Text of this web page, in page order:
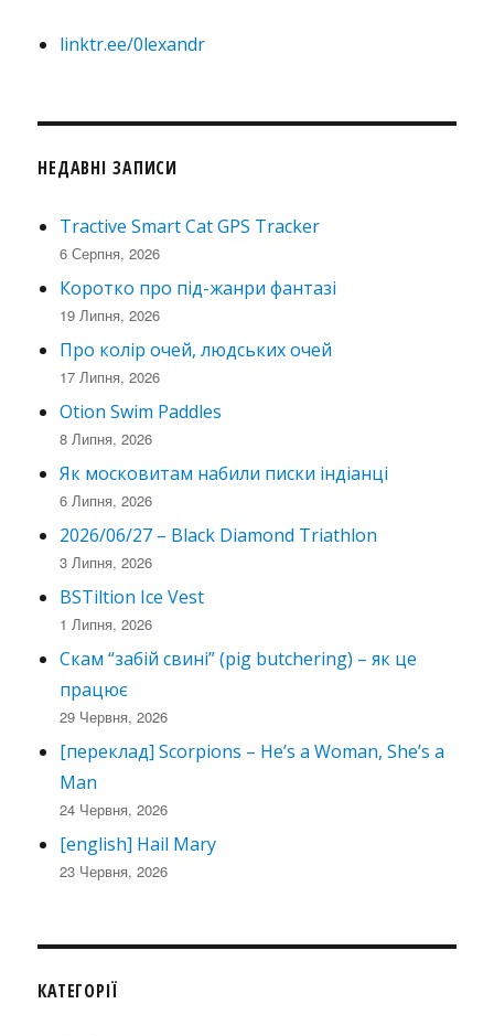
linktr.ee/0lexandr
НЕДАВНІ ЗАПИСИ
Tractive Smart Cat GPS Tracker
6 Серпня, 2026
Коротко про під-жанри фантазі
19 Липня, 2026
Про колір очей, людських очей
17 Липня, 2026
Otion Swim Paddles
8 Липня, 2026
Як московитам набили писки індіанці
6 Липня, 2026
2026/06/27 – Black Diamond Triathlon
3 Липня, 2026
BSTiltion Ice Vest
1 Липня, 2026
Скам “забій свині” (pig butchering) – як це
працює
29 Червня, 2026
[переклад] Scorpions – He’s a Woman, She’s a
Man
24 Червня, 2026
[english] Hail Mary
23 Червня, 2026
КАТЕГОРІЇ